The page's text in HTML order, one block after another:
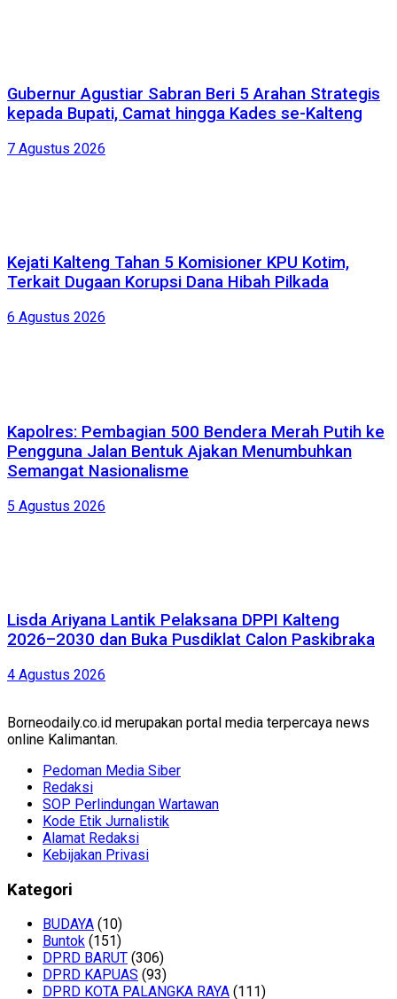
Gubernur Agustiar Sabran Beri 5 Arahan Strategis
kepada Bupati, Camat hingga Kades se-Kalteng
7 Agustus 2026
Kejati Kalteng Tahan 5 Komisioner KPU Kotim,
Terkait Dugaan Korupsi Dana Hibah Pilkada
6 Agustus 2026
Kapolres: Pembagian 500 Bendera Merah Putih ke
Pengguna Jalan Bentuk Ajakan Menumbuhkan
Semangat Nasionalisme
5 Agustus 2026
Lisda Ariyana Lantik Pelaksana DPPI Kalteng
2026–2030 dan Buka Pusdiklat Calon Paskibraka
4 Agustus 2026
Borneodaily.co.id merupakan portal media terpercaya news
online Kalimantan.
Pedoman Media Siber
Redaksi
SOP Perlindungan Wartawan
Kode Etik Jurnalistik
Alamat Redaksi
Kebijakan Privasi
Kategori
BUDAYA (10)
Buntok (151)
DPRD BARUT (306)
DPRD KAPUAS (93)
DPRD KOTA PALANGKA RAYA (111)